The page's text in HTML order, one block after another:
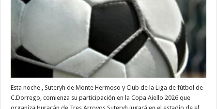
Esta noche , Suteryh de Monte Hermoso y Club de la Liga de fútbol de
C.Dorrego, comienza su participación en la Copa Aiello 2026 que